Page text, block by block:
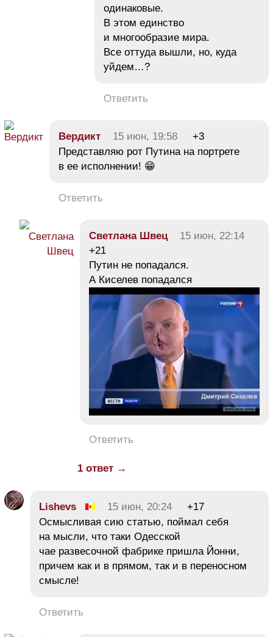
одинаковые.
В этом единство
и многообразие мира.
Все оттуда вышли, но, куда
уйдем…?
Ответить
Вердикт 15 июн, 19:58
+3
Представляю рот Путина на портрете
в ее исполнении! 😁
Ответить
Светлана Швец
15 июн, 22:14
+21
Путин не попадался.
А Киселев попадался
Ответить
1 ответ →
Lishevs 15 июн, 20:24
+17
Осмысливая сию статью, поймал себя
на мысли, что таки Одесской
чае развесочной фабрике пришла Йонни,
причем как и в прямом, так и в переносном
смысле!
Ответить